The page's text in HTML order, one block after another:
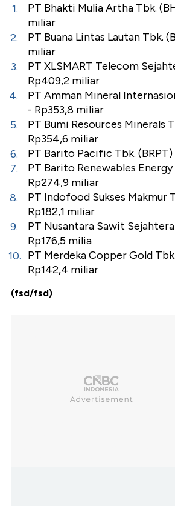
PT Bhakti Mulia Artha Tbk.
miliar
PT Buana Lintas Lautan Tbk.
miliar
PT XLSMART Telecom
Rp409,2 miliar
PT Amman Mineral
- Rp353,8 miliar
PT Bumi Resources Minerals
Rp354,6 miliar
PT Barito Pacific Tbk.
PT Barito Renewables Energy
Rp274,9 miliar
PT Indofood Sukses Makmur
Rp182,1 miliar
PT Nusantara Sawit
Rp176,5 milia
PT Merdeka Copper Gold
Rp142,4 miliar
(fsd/fsd)